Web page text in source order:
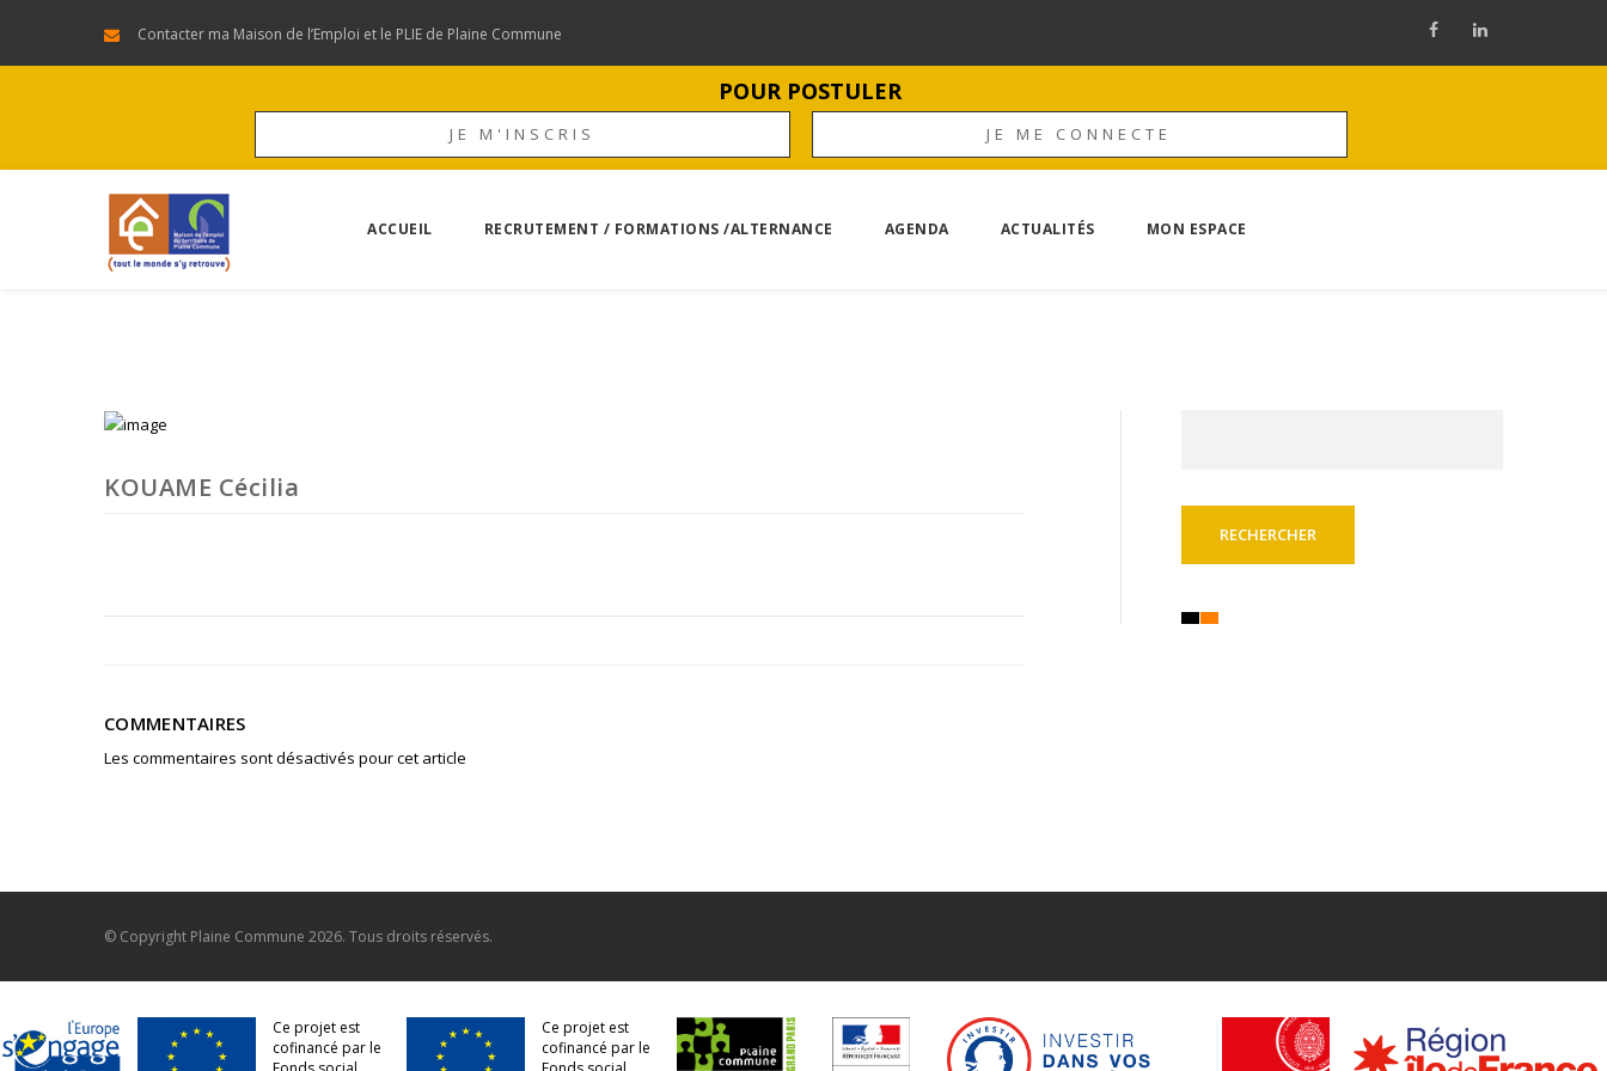
Contacter ma Maison de l’Emploi et le PLIE de Plaine Commune
POUR POSTULER
JE M'INSCRIS JE ME CONNECTE
ACCUEIL RECRUTEMENT / FORMATIONS /ALTERNANCE AGENDA ACTUALITÉS MON ESPACE
KOUAME Cécilia
COMMENTAIRES
Les commentaires sont désactivés pour cet article
© Copyright Plaine Commune 2026. Tous droits réservés.
Ce projet est
cofinancé par le
Ce projet est
cofinancé par le